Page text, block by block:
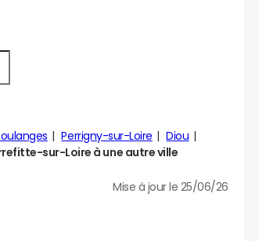
Perrigny-sur-Loire
Diou
sur-Loire à une autre ville
Mise à jour le 25/06/26